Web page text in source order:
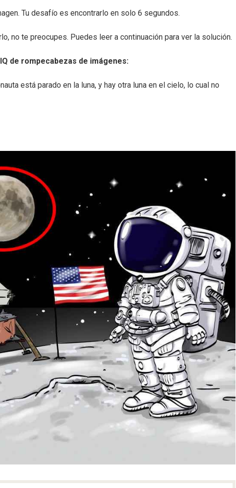
Tu desafío es encontrarlo en solo 6 segundos.
no te preocupes. Puedes leer a continuación para ver la solución.
de rompecabezas de imágenes:
está parado en la luna, y hay otra luna en el cielo, lo cual no